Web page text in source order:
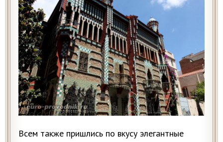
Всем также пришлись по вкусу элегантные